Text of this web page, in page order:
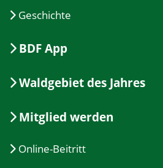
Geschichte
BDF App
Waldgebiet des Jahres
Mitglied werden
Online-Beitritt